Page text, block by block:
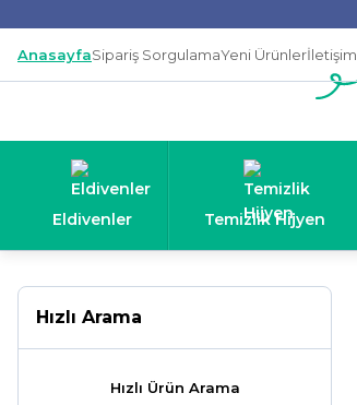
AnasayfaSipariş SorgulamaYeni Ürünlerİletişim
Eldivenler Temizlik Hijyen
Hızlı Arama
Hızlı Ürün Arama